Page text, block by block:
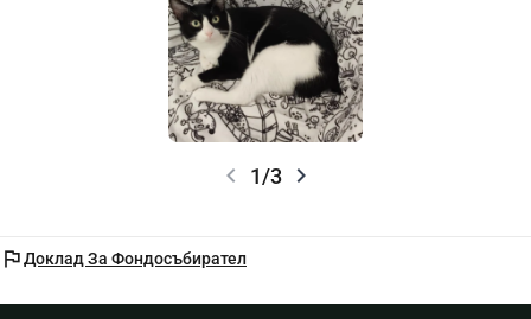
chevron_left 1/3 chevron_right
flagДоклад За Фондосъбирател